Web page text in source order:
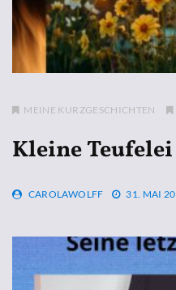
MEINE KURZGESCHICHTEN
Kleine Teufelei
CAROLAWOLFF 31. MAI